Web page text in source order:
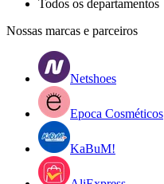
Todos os departamentos
Nossas marcas e parceiros
Netshoes
Epoca Cosméticos
KaBuM!